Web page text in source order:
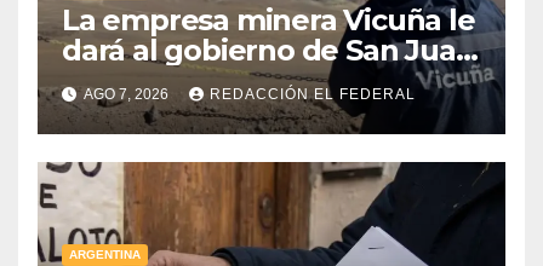
La empresa minera Vicuña le
dará al gobierno de San Juan
U$D 250 millones cómo un
aporte extraordinario y no
reembolsable
AGO 7, 2026 REDACCIÓN EL FEDERAL
ARGENTINA